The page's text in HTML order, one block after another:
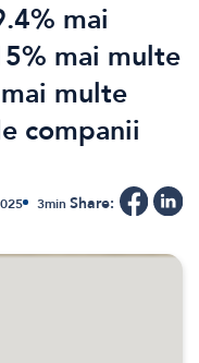
& taxe mai
mai multe
multe
companii
3min Share: